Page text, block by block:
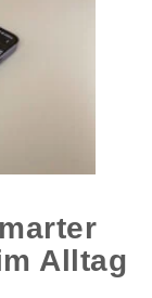
Alltag